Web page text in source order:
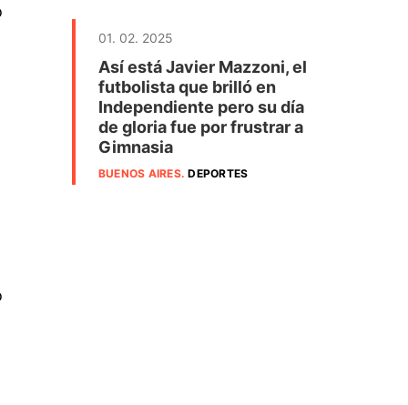
01. 02. 2025
Así está Javier Mazzoni, el
futbolista que brilló en
Independiente pero su día
de gloria fue por frustrar a
Gimnasia
BUENOS AIRES.DEPORTES